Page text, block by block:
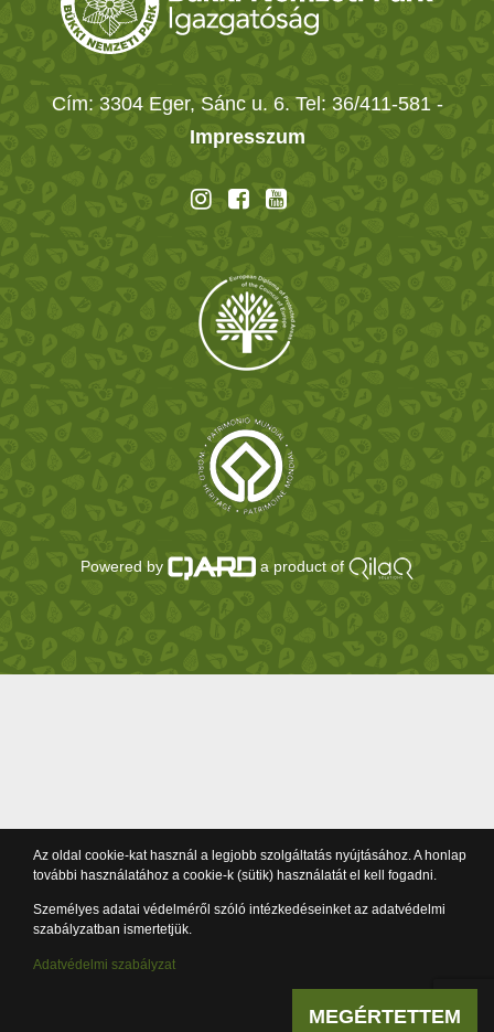
Cím: 3304 Eger, Sánc u. 6. Tel: 36/411-581 -
Impresszum
Powered by a product of
Az oldal cookie-kat használ a legjobb szolgáltatás nyújtásához. A honlap
további használatához a cookie-k (sütik) használatát el kell fogadni.
Személyes adatai védelméről szóló intézkedéseinket az adatvédelmi
szabályzatban ismertetjük.
Adatvédelmi szabályzat
MEGÉRTETTEM